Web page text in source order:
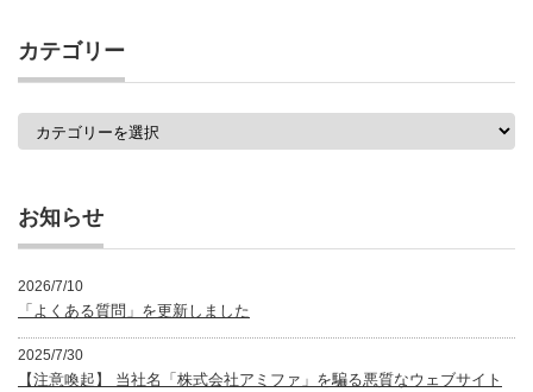
一
覧
カテゴリー
カ
お知らせ
2026/7/10
「よくある質問」を更新しました
2025/7/30
【注意喚起】 当社名「株式会社アミファ」を騙る悪質なウェブサイト